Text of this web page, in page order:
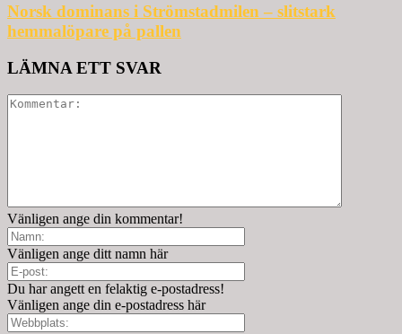
Norsk dominans i Strömstadmilen – slitstark
hemmalöpare på pallen
LÄMNA ETT SVAR
Vänligen ange din kommentar!
Vänligen ange ditt namn här
Du har angett en felaktig e-postadress!
Vänligen ange din e-postadress här